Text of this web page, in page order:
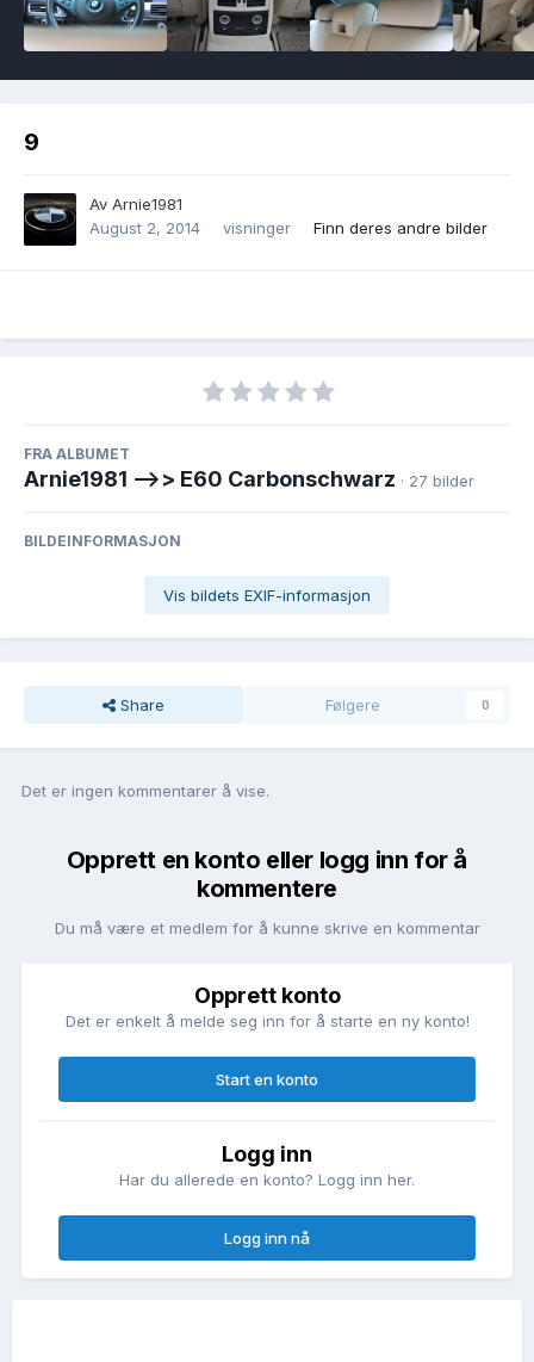
9
Av Arnie1981
August 2, 2014
visninger Finn deres andre bilder
FRA ALBUMET
Arnie1981 -->> E60 Carbonschwarz · 27 bilder
BILDEINFORMASJON
Vis bildets EXIF-informasjon
Share Følgere 0
Det er ingen kommentarer å vise.
Opprett en konto eller logg inn for å
kommentere
Du må være et medlem for å kunne skrive en kommentar
Opprett konto
Det er enkelt å melde seg inn for å starte en ny konto!
Start en konto
Logg inn
Har du allerede en konto? Logg inn her.
Logg inn nå